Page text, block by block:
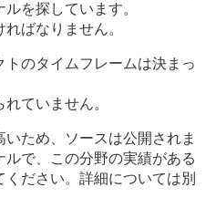
を探しています。
ばなりません。
のタイムフレームは決まっ
ていません。
ため、ソースは公開されま
で、この分野の実績がある
ださい。詳細については別